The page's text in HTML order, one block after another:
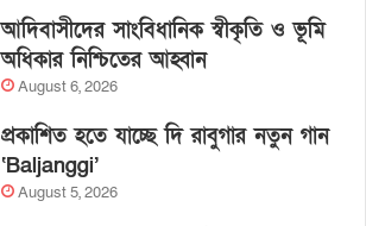
আদিবাসীদের সাংবিধানিক স্বীকৃতি ও ভূমি
অধিকার নিশ্চিতের আহ্বান
August 6, 2026
প্রকাশিত হতে যাচ্ছে দি রাবুগার নতুন গান
‘Baljanggi’
August 5, 2026